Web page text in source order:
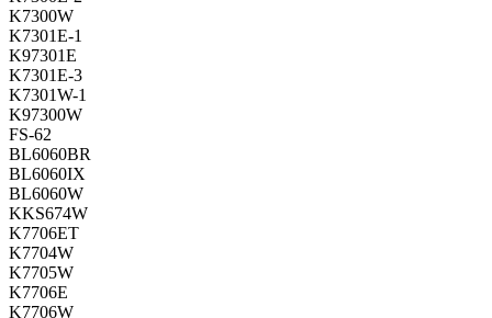
K7300W
K7301E-1
K97301E
K7301E-3
K7301W-1
K97300W
FS-62
BL6060BR
BL6060IX
BL6060W
KKS674W
K7706ET
K7704W
K7705W
K7706E
K7706W